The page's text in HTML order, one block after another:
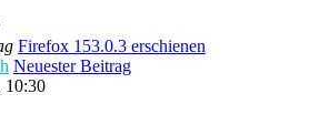
Firefox 153.0.3 erschienen
Neuester Beitrag
10:30